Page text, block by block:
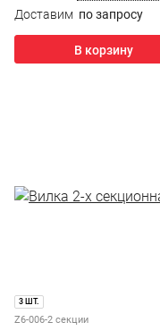
Доставим по запросу
В корзину
3 ШТ.
Z6-006-2 секции